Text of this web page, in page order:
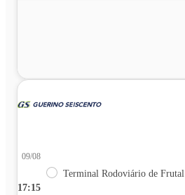
17:15
09/08
Terminal Rodoviário de Frutal